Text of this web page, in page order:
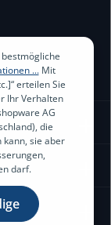
...Mit
erteilen Sie
Ihr Verhalten
AG
die
sie aber
darf.